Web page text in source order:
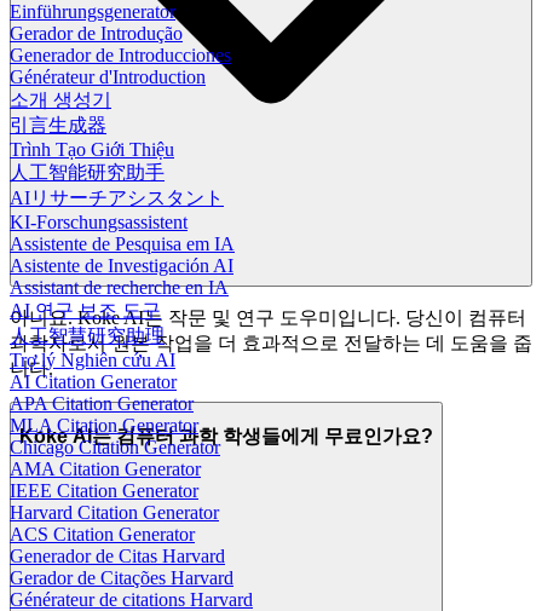
Einführungsgenerator
Gerador de Introdução
Generador de Introducciones
Générateur d'Introduction
소개 생성기
引言生成器
Trình Tạo Giới Thiệu
人工智能研究助手
AIリサーチアシスタント
KI-Forschungsassistent
Assistente de Pesquisa em IA
Asistente de Investigación AI
Assistant de recherche en IA
AI 연구 보조 도구
人工智慧研究助理
Trợ lý Nghiên cứu AI
AI Citation Generator
APA Citation Generator
MLA Citation Generator
Chicago Citation Generator
AMA Citation Generator
IEEE Citation Generator
Harvard Citation Generator
ACS Citation Generator
Generador de Citas Harvard
Gerador de Citações Harvard
Générateur de citations Harvard
아니요. Koke AI는 작문 및 연구 도우미입니다. 당신이 컴퓨터
과학자로서 원본 작업을 더 효과적으로 전달하는 데 도움을 줍
니다.
Koke AI는 컴퓨터 과학 학생들에게 무료인가요?